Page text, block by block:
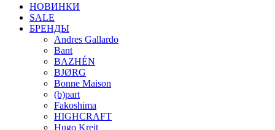
НОВИНКИ
SALE
БРЕНДЫ
Andres Gallardo
Bant
BAZHÉN
BJØRG
Bonne Maison
(b)part
Fakoshima
HIGHCRAFT
Hugo Kreit